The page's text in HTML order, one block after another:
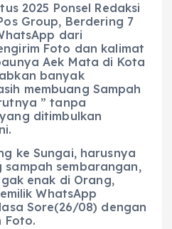
2025 Ponsel Redaksi
Group, Berdering 7
dari
Foto dan kalimat
Aek Mata di Kota
banyak
membuang Sampah
” tanpa
ditimbulkan
ke Sungai, harusnya
sembarangan,
enak di Orang,
WhatsApp
Sore(26/08) dengan
Foto.